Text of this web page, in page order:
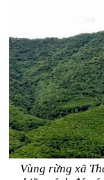
Vùng rừng xã